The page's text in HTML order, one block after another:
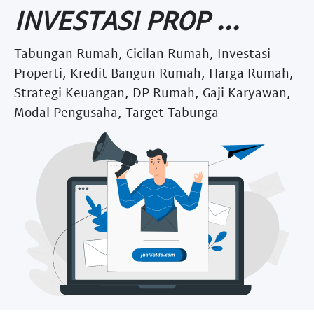
INVESTASI PROP ...
Tabungan Rumah, Cicilan Rumah, Investasi
Properti, Kredit Bangun Rumah, Harga Rumah,
Strategi Keuangan, DP Rumah, Gaji Karyawan,
Modal Pengusaha, Target Tabunga